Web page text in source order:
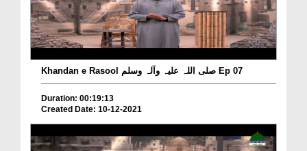
Khandan e Rasool صلی اللہ علیہ وآلہ وسلم Ep 07
Duration: 00:19:13
Created Date: 10-12-2021